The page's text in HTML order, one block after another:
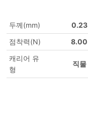
두께(mm)
0.23
점착력(N)
8.00
캐리어 유
형
직물